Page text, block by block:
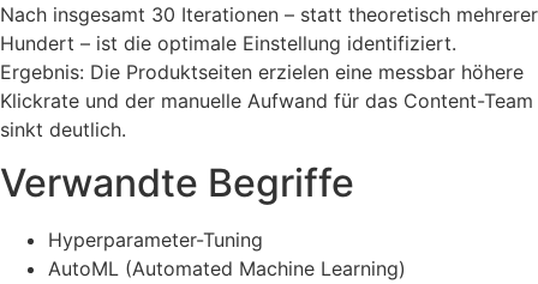
Nach insgesamt 30 Iterationen – statt theoretisch mehrerer
Hundert – ist die optimale Einstellung identifiziert.
Ergebnis: Die Produktseiten erzielen eine messbar höhere
Klickrate und der manuelle Aufwand für das Content-Team
sinkt deutlich.
Verwandte Begriffe
Hyperparameter-Tuning
AutoML (Automated Machine Learning)